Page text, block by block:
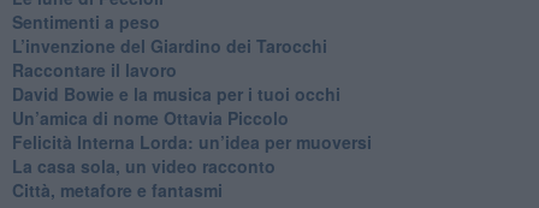
​Sentimenti a peso
​L’invenzione del Giardino dei Tarocchi
​Raccontare il lavoro
David Bowie e la musica per i tuoi occhi
Un’amica di nome Ottavia Piccolo
​Felicità Interna Lorda: un’idea per muoversi
​La casa sola, un video racconto
​Città, metafore e fantasmi